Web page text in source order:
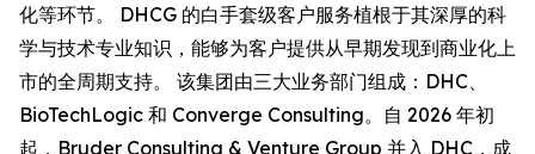
化等环节。 DHCG 的白手套级客户服务植根于其深厚的科
学与技术专业知识，能够为客户提供从早期发现到商业化上
市的全周期支持。 该集团由三大业务部门组成：DHC、
BioTechLogic 和 Converge Consulting。自 2026 年初
起，Bruder Consulting & Venture Group 并入 DHC，成